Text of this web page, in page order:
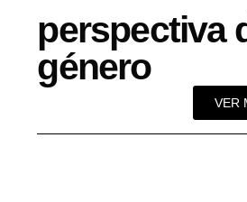
perspectiva
género
VER